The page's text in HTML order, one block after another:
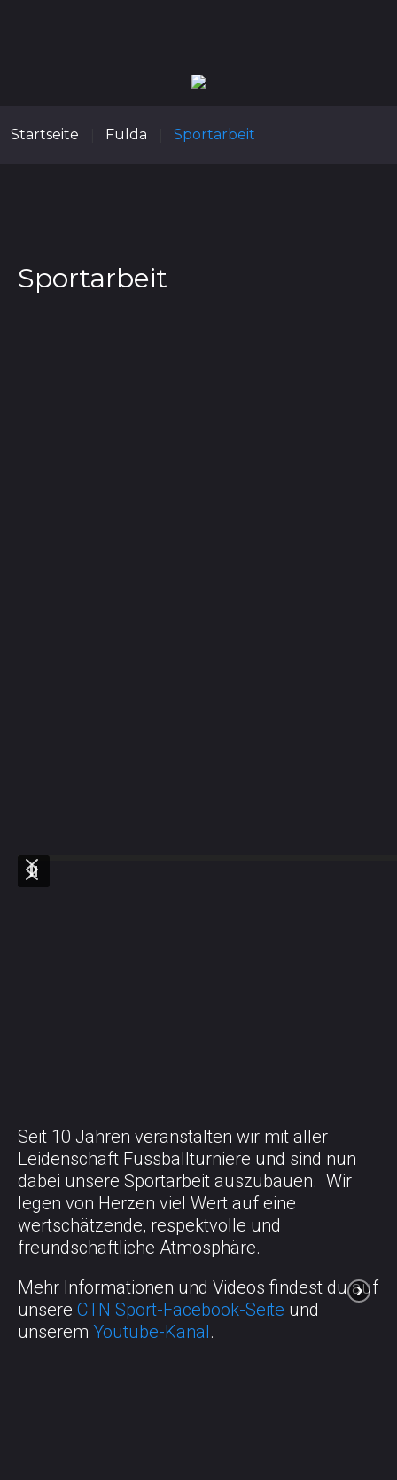
Startseite Fulda Sportarbeit
Sportarbeit
Seit 10 Jahren veranstalten wir mit aller
Leidenschaft Fussballturniere und sind nun
dabei unsere Sportarbeit auszubauen. Wir
legen von Herzen viel Wert auf eine
wertschätzende, respektvolle und
freundschaftliche Atmosphäre.
Mehr Informationen und Videos findest du auf
unsere CTN Sport-Facebook-Seite und
unserem Youtube-Kanal.